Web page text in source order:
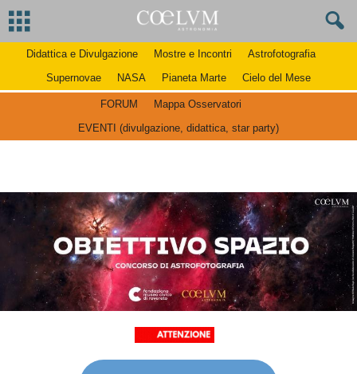
Didattica e Divulgazione Mostre e Incontri
Astrofotografia
Supernovae
NASA Pianeta Marte Cielo del Mese
FORUM
Mappa Osservatori
EVENTI (divulgazione, didattica, star party)